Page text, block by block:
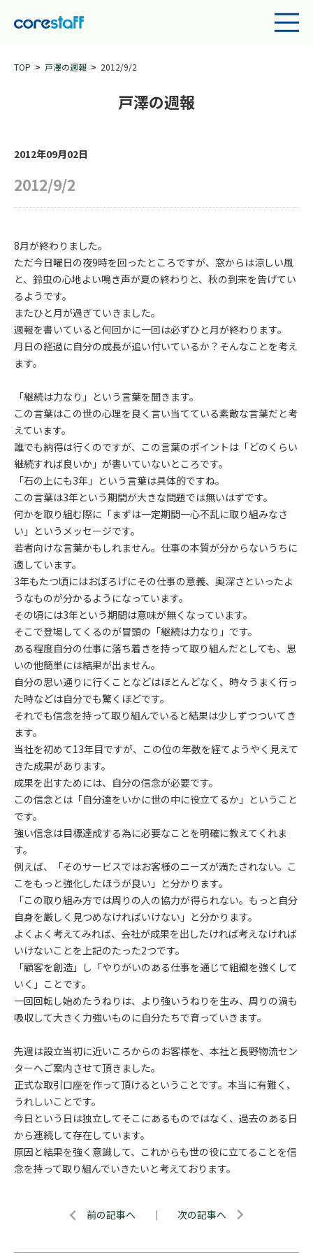
TOP 戸澤の週報 2012/9/2
戸澤の週報
2012年09月02日
2012/9/2
8月が終わりました。
ただ今日曜日の夜9時を回ったところですが、窓からは涼しい風
と、鈴虫の心地よい鳴き声が夏の終わりと、秋の到来を告げてい
るようです。
またひと月が過ぎていきました。
週報を書いていると何回かに一回は必ずひと月が終わります。
月日の経過に自分の成長が追い付いているか？そんなことを考え
ます。
「継続は力なり」という言葉を聞きます。
この言葉はこの世の心理を良く言い当てている素敵な言葉だと考
えています。
誰でも納得は行くのですが、この言葉のポイントは「どのくらい
継続すれば良いか」が書いていないところです。
「石の上にも3年」という言葉は具体的ですね。
この言葉は3年という期間が大きな問題では無いはずです。
何かを取り組む際に「まずは一定期間一心不乱に取り組みなさ
い」というメッセージです。
若者向けな言葉かもしれません。仕事の本質が分からないうちに
適しています。
3年もたつ頃にはおぼろげにその仕事の意義、奥深さといったよ
うなものが分かるようになっています。
その頃には3年という期間は意味が無くなっています。
そこで登場してくるのが冒頭の「継続は力なり」です。
ある程度自分の仕事に落ち着きを持って取り組んだとしても、思
いの他簡単には結果が出ません。
自分の思い通りに行くことなどはほとんどなく、時々うまく行っ
た時などは自分でも驚くほどです。
それでも信念を持って取り組んでいると結果は少しずつついてき
ます。
当社を初めて13年目ですが、この位の年数を経てようやく見えて
きた成果があります。
成果を出すためには、自分の信念が必要です。
この信念とは「自分達をいかに世の中に役立てるか」ということ
です。
強い信念は目標達成する為に必要なことを明確に教えてくれま
す。
例えば、「そのサービスではお客様のニーズが満たされない。こ
こをもっと強化したほうが良い」と分かります。
「この取り組み方では周りの人の協力が得られない。もっと自分
自身を厳しく見つめなければいけない」と分かります。
よくよく考えてみれば、会社が成果を出したければ考えなければ
いけないことを上記のたった2つです。
「顧客を創造」し「やりがいのある仕事を通じて組織を強くして
いく」ことです。
一回回転し始めたうねりは、より強いうねりを生み、周りの渦も
吸収して大きく力強いものに自分たちで育っていきます。
先週は設立当初に近いころからのお客様を、本社と長野物流セン
ターへご案内させて頂きました。
正式な取引口座を作って頂けるということです。本当に有難く、
うれしいことです。
今日という日は独立してそこにあるものではなく、過去のある日
から連続して存在しています。
原因と結果を強く意識して、これからも世の役に立てることを信
念を持って取り組んでいきたいと考えております。
前の記事へ ｜ 次の記事へ